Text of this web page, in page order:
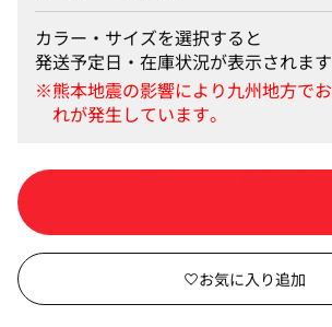
カラー・サイズを選択すると
発送予定日・在庫状況が表示されます